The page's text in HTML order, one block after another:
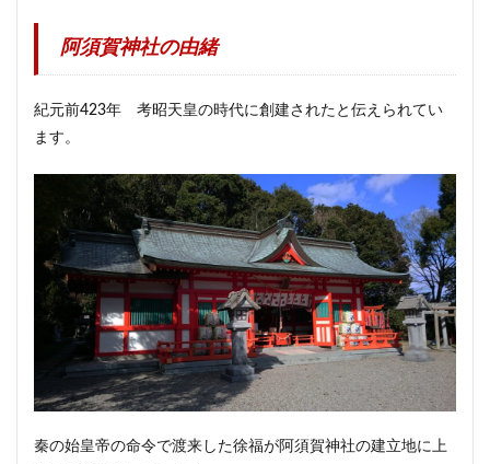
阿須賀神社の由緒
紀元前423年 考昭天皇の時代に創建されたと伝えられてい
ます。
秦の始皇帝の命令で渡来した徐福が阿須賀神社の建立地に上